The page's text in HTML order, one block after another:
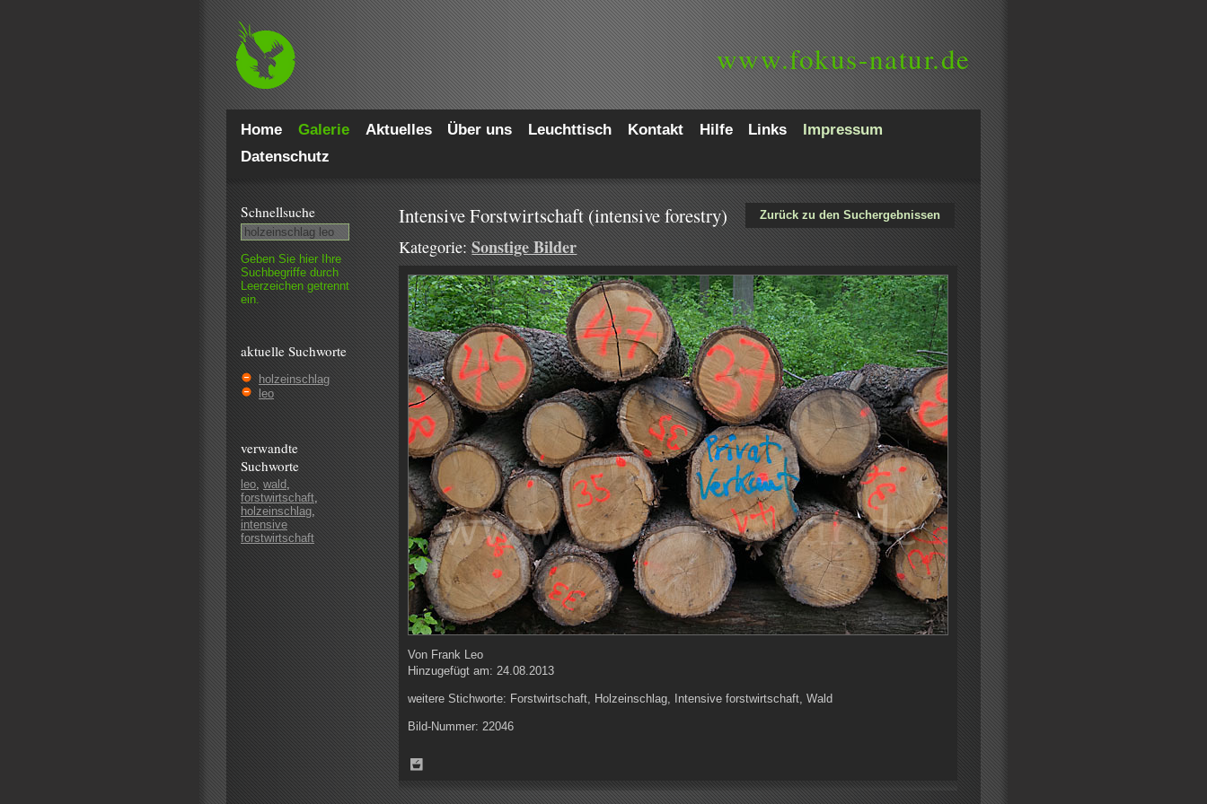
www.fokus-natur.de
Home Galerie Aktuelles Über uns Leuchttisch Kontakt Hilfe Links
Impressum
Datenschutz
Schnell­suche
Geben Sie hier Ihre
Such­begriffe durch
Leer­zeichen getrennt
ein.
aktuelle Suchworte
holzeinschlag
leo
verwandte
Suchworte
leo, wald,
forstwirtschaft,
holzeinschlag,
intensive
forstwirtschaft
Zurück zu den Suchergebnissen
Intensive Forstwirtschaft (intensive forestry)
Kategorie:Sonstige Bilder
Von Frank Leo
Hinzugefügt am:24.08.2013
weitere Stichworte: Forstwirtschaft, Holzeinschlag, Intensive forstwirtschaft, Wald
Bild-Nummer:22046